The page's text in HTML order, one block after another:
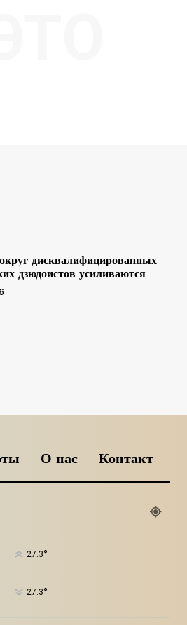
дисквалифицированных
дзюдоистов усиливаются
О нас Контакт
27.3°
27.3°